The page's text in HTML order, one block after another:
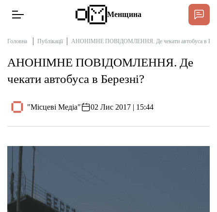
Новини
Інтерв’ю
Публікації
Про нас
Підтримати
Менщина
Головна Публікації АНОНІМНЕ ПОВІДОМЛЕННЯ. Де чекати автобуса в
АНОНІМНЕ ПОВІДОМЛЕННЯ. Де
чекати автобуса в Березні?
"Місцеві Медіа" 02 Лис 2017 | 15:44